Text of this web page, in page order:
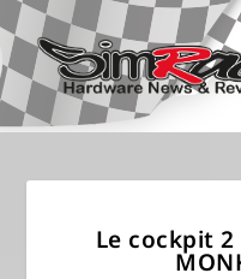
Le cockpit